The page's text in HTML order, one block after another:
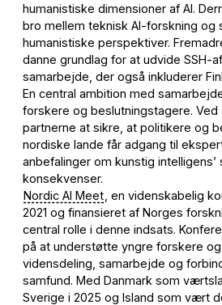
humanistiske dimensioner af AI.
bro mellem teknisk AI-forskning og
humanistiske perspektiver.
danne grundlag for at udvide SSH-
samarbejde, der også inkluderer
En central ambition med
forskere og beslutningstagere.
partnerne at sikre, at politikere og
nordiske lande får adgang til
anbefalinger om kunstig
konsekvenser.
Nordic AI Meet , en videnskabelig
2021 og finansieret af Norges
central rolle i denne indsats.
på at understøtte yngre forskere
vidensdeling, samarbejde og
samfund. Med Danmark som
Sverige i 2025 og Island som vært